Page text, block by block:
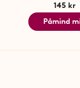
145 kr
Påmind